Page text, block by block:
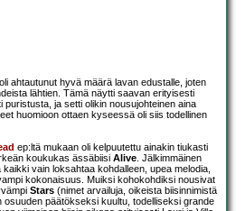
ahtautunut hyvä määrä lavan edustalle, joten
lähtien. Tämä näytti saavan erityisesti
puristusta, ja setti olikin nousujohteinen aina
huomioon ottaen kyseessä oli siis todellinen
ep:ltä mukaan oli kelpuutettu ainakin tiukasti
koukukas ässäbiisi Alive. Jälkimmäinen
vain loksahtaa kohdalleen, upea melodia,
kokonaisuus. Muiksi kohokohdiksi nousivat
Stars (nimet arvailuja, oikeista biisinnimistä
päätökseksi kuultu, todelliseksi grande